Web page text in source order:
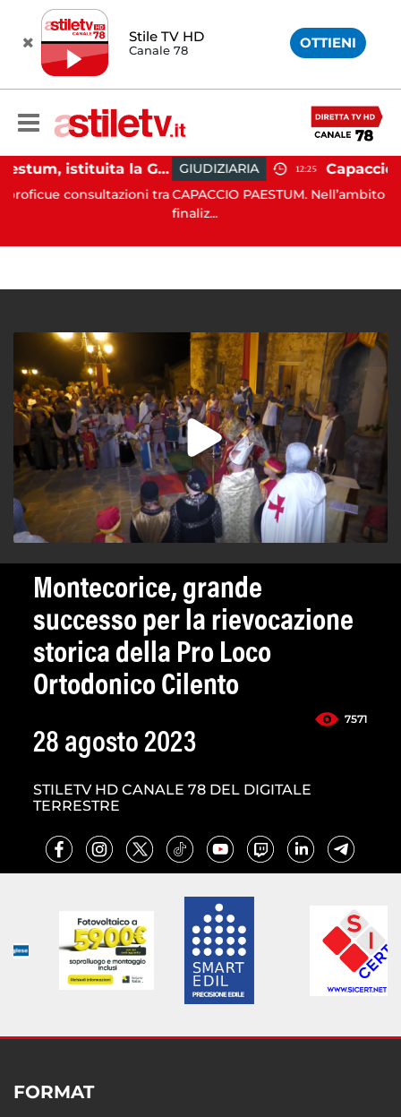
Stile TV HD
Canale 78 OTTIENI
Capaccio Paestum, istituita la Guardia Medica Turistica presso il Psaut di Piazza Santini
tra
GIUDIZIARIA 12:25
CAPACCIO PAESTUM. Nell’ambito delle
Montecorice, grande
successo per la rievocazione
storica della Pro Loco
Ortodonico Cilento
7571
28 agosto 2023
STILETV HD CANALE 78 DEL DIGITALE
TERRESTRE
FORMAT